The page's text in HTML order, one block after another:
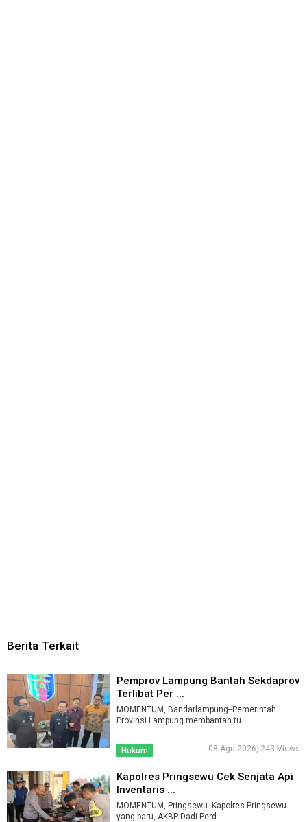
Berita Terkait
Pemprov Lampung Bantah Sekdaprov
Terlibat Per ...
MOMENTUM, Bandarlampung--Pemerintah
Provinsi Lampung membantah tu ...
Hukum 08 Agu 2026, 243 Views
Kapolres Pringsewu Cek Senjata Api
Inventaris ...
MOMENTUM, Pringsewu--Kapolres Pringsewu
yang baru, AKBP Dadi Perd ...